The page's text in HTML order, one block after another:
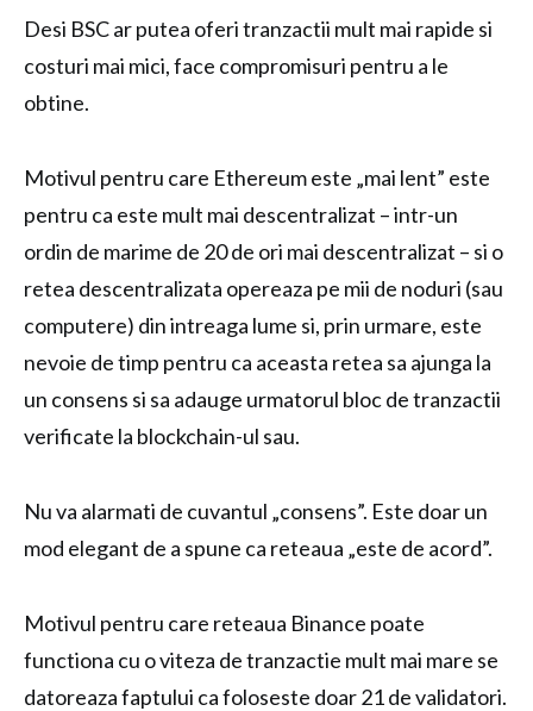
Desi BSC ar putea oferi tranzactii mult mai rapide si
costuri mai mici, face compromisuri pentru a le
obtine.
Motivul pentru care Ethereum este „mai lent” este
pentru ca este mult mai descentralizat – intr-un
ordin de marime de 20 de ori mai descentralizat – si o
retea descentralizata opereaza pe mii de noduri (sau
computere) din intreaga lume si, prin urmare, este
nevoie de timp pentru ca aceasta retea sa ajunga la
un consens si sa adauge urmatorul bloc de tranzactii
verificate la blockchain-ul sau.
Nu va alarmati de cuvantul „consens”. Este doar un
mod elegant de a spune ca reteaua „este de acord”.
Motivul pentru care reteaua Binance poate
functiona cu o viteza de tranzactie mult mai mare se
datoreaza faptului ca foloseste doar 21 de validatori.